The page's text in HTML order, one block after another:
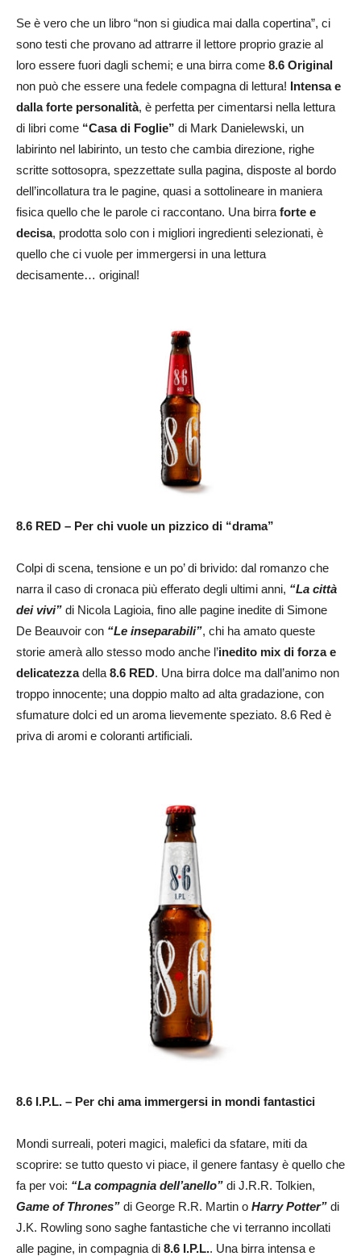
Se è vero che un libro “non si giudica mai dalla copertina”, ci
sono testi che provano ad attrarre il lettore proprio grazie al
loro essere fuori dagli schemi; e una birra come 8.6 Original
non può che essere una fedele compagna di lettura! Intensa e
dalla forte personalità, è perfetta per cimentarsi nella lettura
di libri come “Casa di Foglie” di Mark Danielewski, un
labirinto nel labirinto, un testo che cambia direzione, righe
scritte sottosopra, spezzettate sulla pagina, disposte al bordo
dell’incollatura tra le pagine, quasi a sottolineare in maniera
fisica quello che le parole ci raccontano. Una birra forte e
decisa, prodotta solo con i migliori ingredienti selezionati, è
quello che ci vuole per immergersi in una lettura
decisamente… original!
8.6 RED – Per chi vuole un pizzico di “drama”
Colpi di scena, tensione e un po’ di brivido: dal romanzo che
narra il caso di cronaca più efferato degli ultimi anni, “La città
dei vivi” di Nicola Lagioia, fino alle pagine inedite di Simone
De Beauvoir con “Le inseparabili”, chi ha amato queste
storie amerà allo stesso modo anche l’inedito mix di forza e
delicatezzadella8.6 RED. Una birra dolce ma dall’animo non
troppo innocente; una doppio malto ad alta gradazione, con
sfumature dolci ed un aroma lievemente speziato. 8.6 Red è
priva di aromi e coloranti artificiali.
8.6 I.P.L. – Per chi ama immergersi in mondi fantastici
Mondi surreali, poteri magici, malefici da sfatare, miti da
scoprire: se tutto questo vi piace, il genere fantasy è quello che
fa per voi: “La compagnia dell’anello” di J.R.R. Tolkien,
Game of Thrones” di George R.R. Martin o Harry Potter” di
J.K. Rowling sono saghe fantastiche che vi terranno incollati
alle pagine, in compagnia di 8.6 I.P.L.. Una birra intensa e